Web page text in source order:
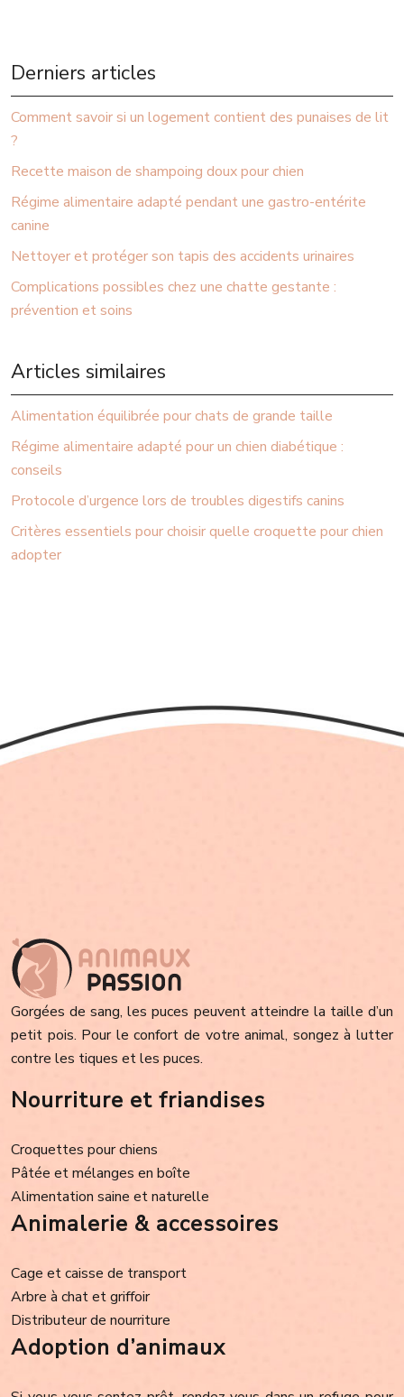
Derniers articles
Comment savoir si un logement contient des punaises de lit
?
Recette maison de shampoing doux pour chien
Régime alimentaire adapté pendant une gastro-entérite
canine
Nettoyer et protéger son tapis des accidents urinaires
Complications possibles chez une chatte gestante :
prévention et soins
Articles similaires
Alimentation équilibrée pour chats de grande taille
Régime alimentaire adapté pour un chien diabétique :
conseils
Protocole d’urgence lors de troubles digestifs canins
Critères essentiels pour choisir quelle croquette pour chien
adopter
Gorgées de sang, les puces peuvent atteindre la taille d’un
petit pois. Pour le confort de votre animal, songez à lutter
contre les tiques et les puces.
Nourriture et friandises
Croquettes pour chiens
Pâtée et mélanges en boîte
Alimentation saine et naturelle
Animalerie & accessoires
Cage et caisse de transport
Arbre à chat et griffoir
Distributeur de nourriture
Adoption d’animaux